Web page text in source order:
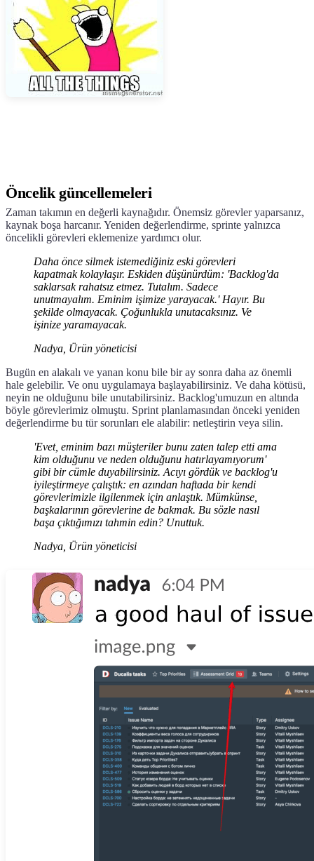
Öncelik güncellemeleri
Zaman takımın en değerli kaynağıdır. Önemsiz görevler yaparsanız,
kaynak boşa harcanır. Yeniden değerlendirme, sprinte yalnızca
öncelikli görevleri eklemenize yardımcı olur.
Daha önce silmek istemediğiniz eski görevleri
kapatmak kolaylaşır. Eskiden düşünürdüm: 'Backlog'da
saklarsak rahatsız etmez. Tutalım. Sadece
unutmayalım. Eminim işimize yarayacak.' Hayır. Bu
şekilde olmayacak. Çoğunlukla unutacaksınız. Ve
işinize yaramayacak.
Nadya, Ürün yöneticisi
Bugün en alakalı ve yanan konu bile bir ay sonra daha az önemli
hale gelebilir. Ve onu uygulamaya başlayabilirsiniz. Ve daha kötüsü,
neyin ne olduğunu bile unutabilirsiniz. Backlog'umuzun en altında
böyle görevlerimiz olmuştu. Sprint planlamasından önceki yeniden
değerlendirme bu tür sorunları ele alabilir: netleştirin veya silin.
'Evet, eminim bazı müşteriler bunu zaten talep etti ama
kim olduğunu ve neden olduğunu hatırlayamıyorum'
gibi bir cümle duyabilirsiniz. Acıyı gördük ve backlog'u
iyileştirmeye çalıştık: en azından haftada bir kendi
görevlerimizle ilgilenmek için anlaştık. Mümkünse,
başkalarının görevlerine de bakmak. Bu sözle nasıl
başa çıktığımızı tahmin edin? Unuttuk.
Nadya, Ürün yöneticisi